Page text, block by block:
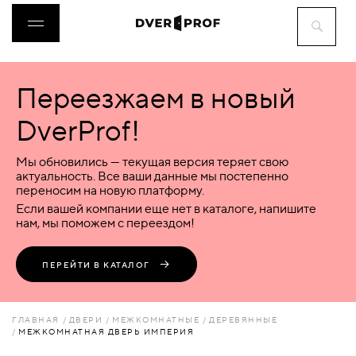
ДВЕРИ
ФУРНИТУРА
ВОРОТА
ПЕРЕГОРОДКИ
Переезжаем в новый
DverProf!
Мы обновились — текущая версия теряет свою
актуальность. Все ваши данные мы постепенно
переносим на новую платформу.
Если вашей компании еще нет в каталоге, напишите
нам, мы поможем с переездом!
ПЕРЕЙТИ В КАТАЛОГ
ГЛАВНАЯ ДВЕРИ МЕЖКОМНАТНЫЕ
ДЕРЕВЯННЫЕ
МЕЖКОМНАТНАЯ ДВЕРЬ ИМПЕРИЯ